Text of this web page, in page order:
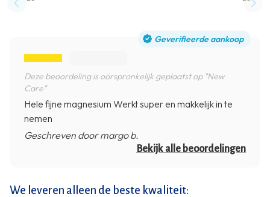
Previous slide
Geverifieerde aankoop
Deze beoordeling is oorspronkelijk geplaatst op "New
Care"
Hele fijne magnesium Werkt super en makkelijk in te
nemen
Geschreven door margo b.
Bekijk alle beoordelingen
We leveren alleen de beste kwaliteit: